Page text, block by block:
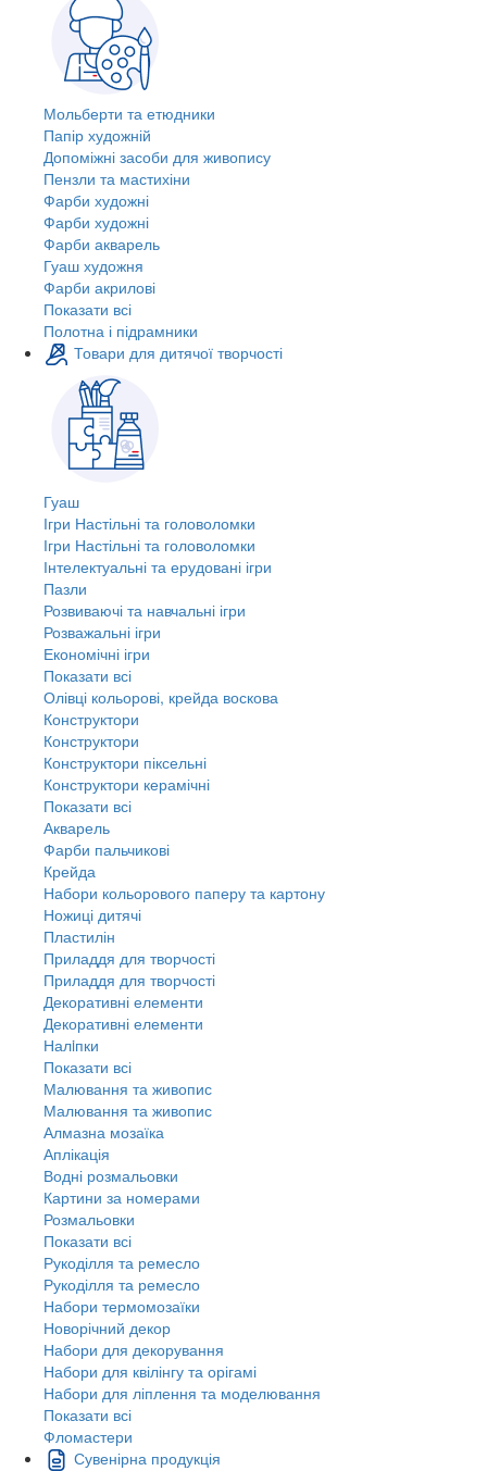
Мольберти та етюдники
Папір художній
Допоміжні засоби для живопису
Пензли та мастихіни
Фарби художні
Фарби художні
Фарби акварель
Гуаш художня
Фарби акрилові
Показати всі
Полотна і підрамники
Товари для дитячої творчості
Гуаш
Ігри Настільні та головоломки
Ігри Настільні та головоломки
Інтелектуальні та ерудовані ігри
Пазли
Розвиваючі та навчальні ігри
Розважальні ігри
Економічні ігри
Показати всі
Олівці кольорові, крейда воскова
Конструктори
Конструктори
Конструктори піксельні
Конструктори керамічні
Показати всі
Акварель
Фарби пальчикові
Крейда
Набори кольорового паперу та картону
Ножиці дитячі
Пластилін
Приладдя для творчості
Приладдя для творчості
Декоративні елементи
Декоративні елементи
Налiпки
Показати всі
Малювання та живопис
Малювання та живопис
Алмазна мозаїка
Аплікація
Водні розмальовки
Картини за номерами
Розмальовки
Показати всі
Рукоділля та ремесло
Рукоділля та ремесло
Набори термомозаїки
Новорічний декор
Набори для декорування
Набори для квілінгу та орігамі
Набори для ліплення та моделювання
Показати всі
Фломастери
Сувенірна продукція